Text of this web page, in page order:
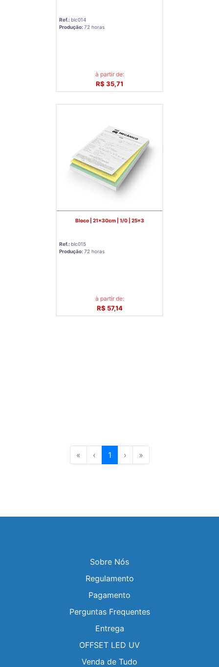
Ref.: blc014
Produção:72 horas
à partir de:
R$ 35,71
Bloco | 21x30cm | 1/0 | 25x3
Ref.: blc015
Produção:72 horas
à partir de:
R$ 57,14
« ‹ 1 › »
Sobre Nós
Regulamento
Pagamento
Perguntas Frequentes
Entrega
OFFSET LED UV
Venda de Tudo